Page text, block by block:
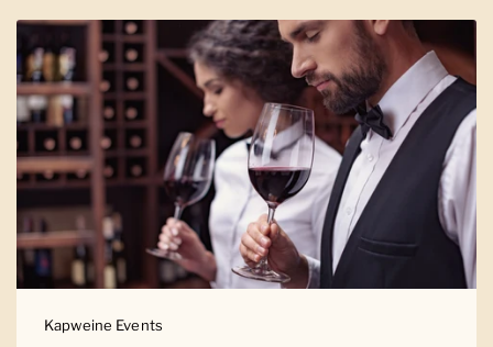
Kapweine Events